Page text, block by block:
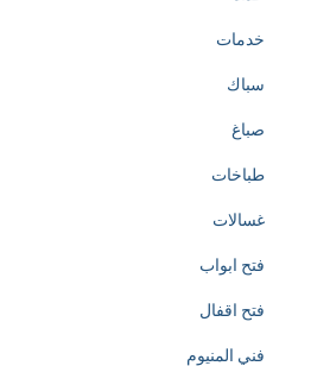
h
e
c
e
a
خدمات
سباك
صباغ
طباخات
غسالات
فتح ابواب
فتح اقفال
فني المنيوم